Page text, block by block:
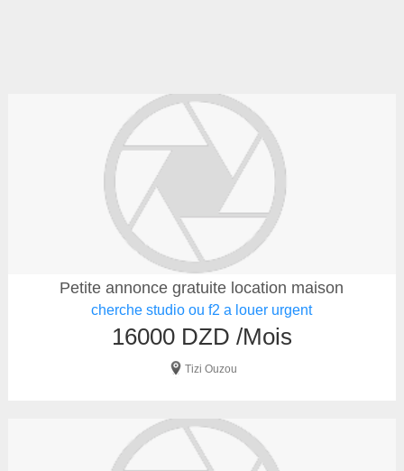
Petite annonce gratuite location maison
cherche studio ou f2 a louer urgent
16000 DZD /Mois
Tizi Ouzou